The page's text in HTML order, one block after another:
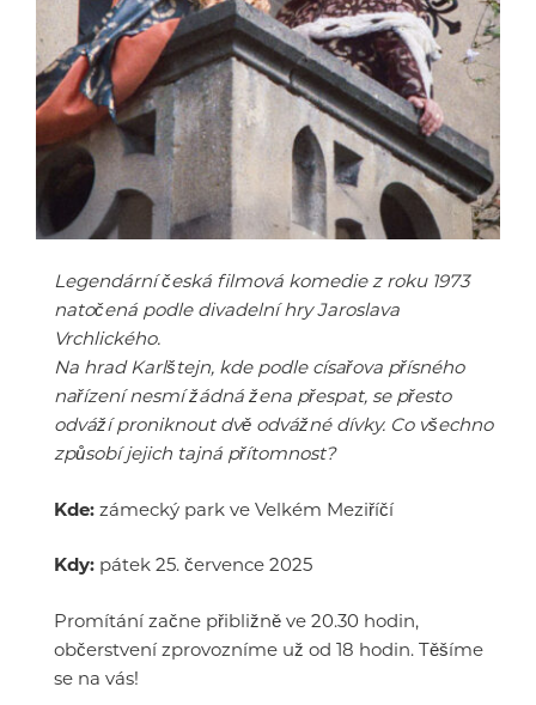
Legendární česká filmová komedie z roku 1973
natočená podle divadelní hry Jaroslava
Vrchlického.
Na hrad Karlštejn, kde podle císařova přísného
nařízení nesmí žádná žena přespat, se přesto
odváží proniknout dvě odvážné dívky. Co všechno
způsobí jejich tajná přítomnost?
Kde: zámecký park ve Velkém Meziříčí
Kdy: pátek 25. července 2025
Promítání začne přibližně ve 20.30 hodin,
občerstvení zprovozníme už od 18 hodin. Těšíme
se na vás!